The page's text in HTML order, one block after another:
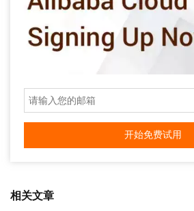
开始免费试用
相关文章